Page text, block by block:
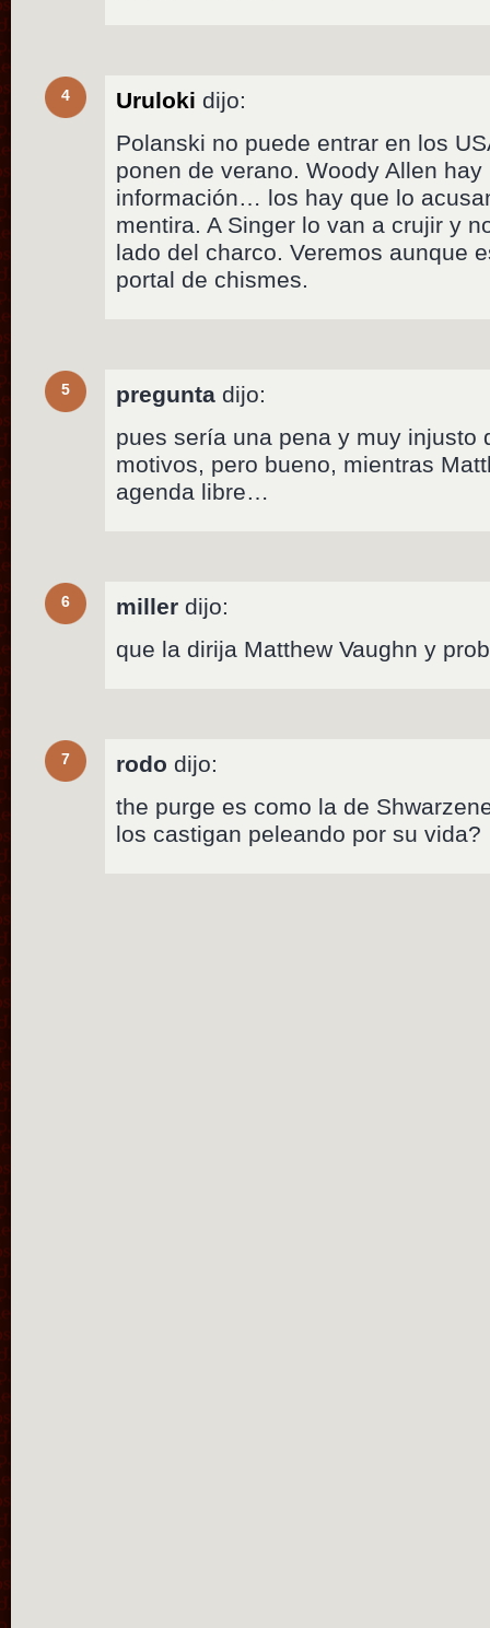
4 Uruloki dijo:
Polanski no puede entrar en los
ponen de verano. Woody Allen
información… los hay que lo
mentira. A Singer lo van a crujir y
lado del charco. Veremos aunque
portal de chismes.
5 pregunta dijo:
pues sería una pena y muy injusto
motivos, pero bueno, mientras
agenda libre…
6 miller dijo:
que la dirija Matthew Vaughn y
7 rodo dijo:
the purge es como la de
los castigan peleando por su vida?